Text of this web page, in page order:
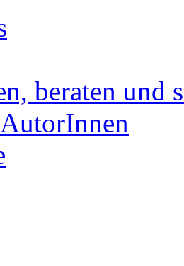
beraten und